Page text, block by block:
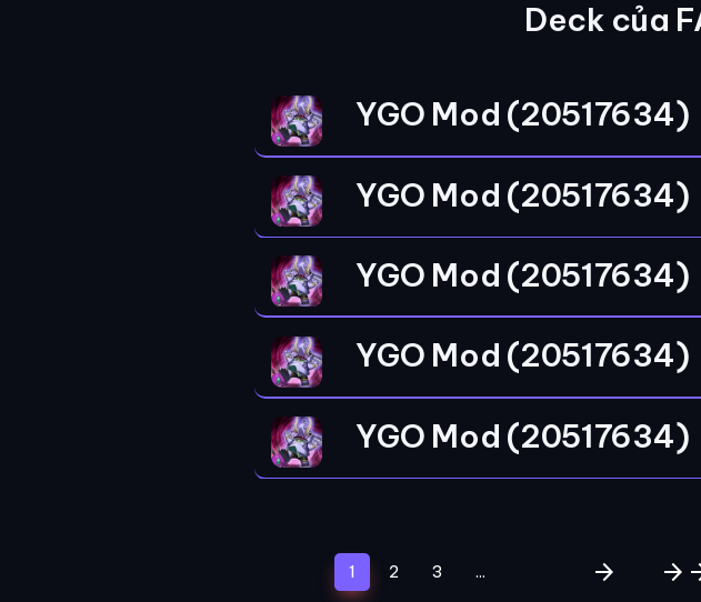
Deck của
YGO Mod (20517634)
YGO Mod (20517634)
YGO Mod (20517634)
YGO Mod (20517634)
YGO Mod (20517634)
1 (current)
2 3 ... arrow_forward arrow_forward